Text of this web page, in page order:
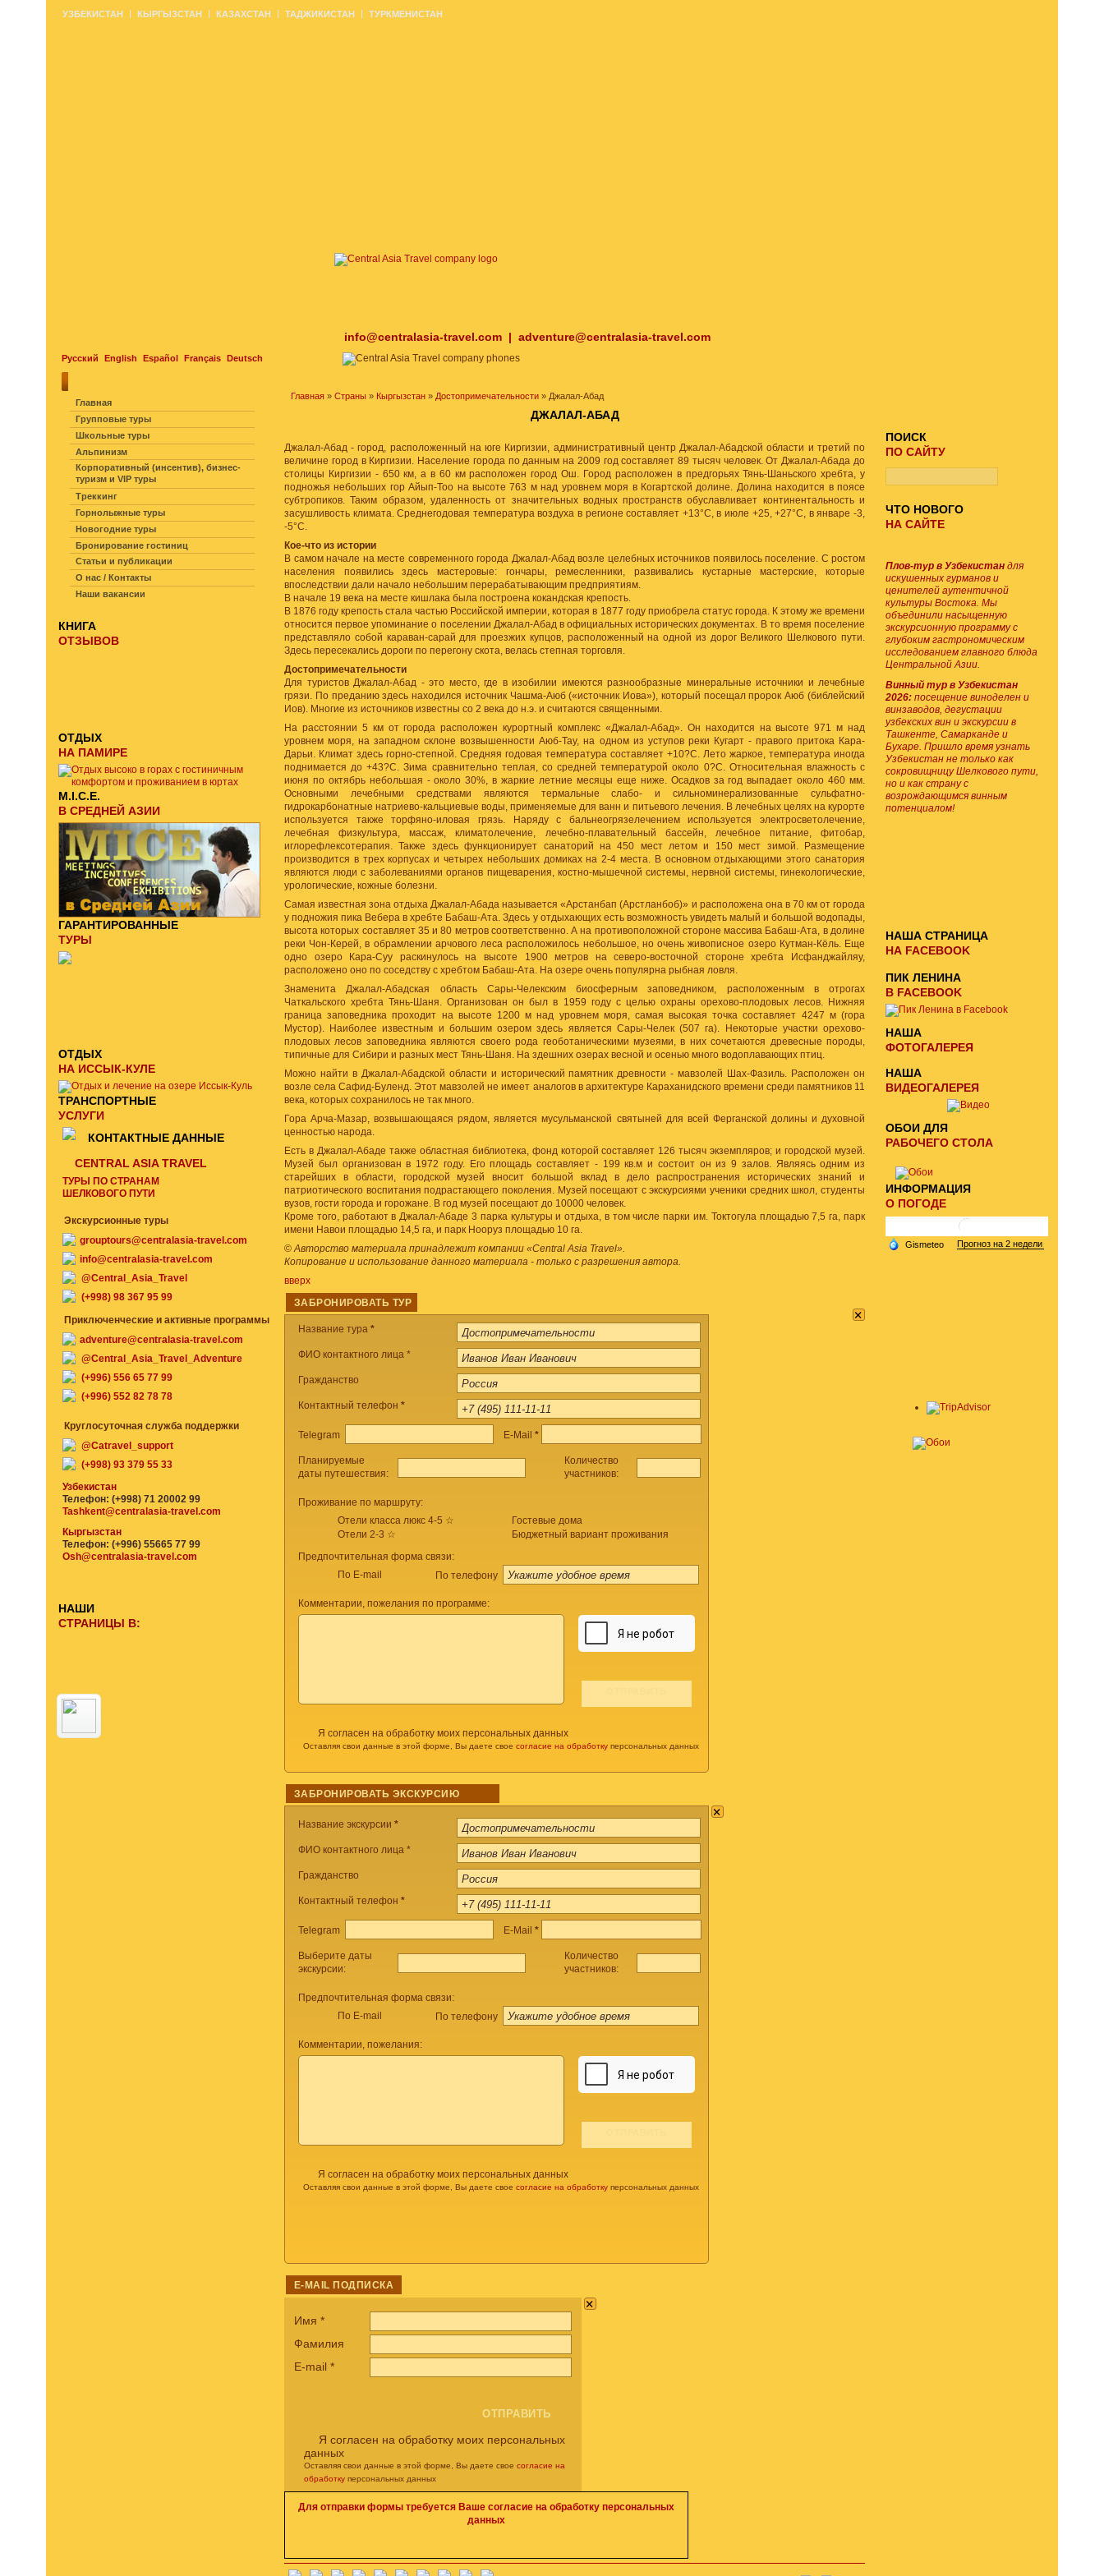
info@centralasia-travel.com | adventure@centralasia-travel.com
Русский English Español Français Deutsch
УЗБЕКИСТАН КЫРГЫЗСТАН КАЗАХСТАН ТАДЖИКИСТАН ТУРКМЕНИСТАН
Главная » Страны » Кыргызстан » Достопримечательности » Джалал-Абад
ДЖАЛАЛ-АБАД
Джалал-Абад - город, расположенный на юге Киргизии, административный центр Джалал-Абадской области и третий по
величине город в Киргизии. Население города по данным на 2009 год составляет 89 тысяч человек. От Джалал-Абада до
столицы Киргизии - 650 км, а в 60 км расположен город Ош. Город расположен в предгорьях Тянь-Шаньского хребта, у
подножья небольших гор Айып-Тоо на высоте 763 м над уровнем моря в Когартской долине. Долина находится в поясе
субтропиков. Таким образом, удаленность от значительных водных пространств обуславливает континентальность и
засушливость климата. Среднегодовая температура воздуха в регионе составляет +13°С, в июле +25, +27°С, в январе -3,
-5°С.
Кое-что из истории
В самом начале на месте современного города Джалал-Абад возле целебных источников появилось поселение. С ростом
населения появились здесь мастеровые: гончары, ремесленники, развивались кустарные мастерские, которые
впоследствии дали начало небольшим перерабатывающим предприятиям.
В начале 19 века на месте кишлака была построена кокандская крепость.
В 1876 году крепость стала частью Российской империи, которая в 1877 году приобрела статус города. К этому же времени
относится первое упоминание о поселении Джалал-Абад в официальных исторических документах. В то время поселение
представляло собой караван-сарай для проезжих купцов, расположенный на одной из дорог Великого Шелкового пути.
Здесь пересекались дороги по перегону скота, велась степная торговля.
Достопримечательности
Для туристов Джалал-Абад - это место, где в изобилии имеются разнообразные минеральные источники и лечебные
грязи. По преданию здесь находился источник Чашма-Аюб («источник Иова»), который посещал пророк Аюб (библейский
Иов). Многие из источников известны со 2 века до н.э. и считаются священными.
На расстоянии 5 км от города расположен курортный комплекс «Джалал-Абад». Он находится на высоте 971 м над
уровнем моря, на западном склоне возвышенности Аюб-Тау, на одном из уступов реки Кугарт - правого притока Кара-
Дарьи. Климат здесь горно-степной. Средняя годовая температура составляет +10?С. Лето жаркое, температура иногда
поднимается до +43?С. Зима сравнительно теплая, со средней температурой около 0?С. Относительная влажность с
июня по октябрь небольшая - около 30%, в жаркие летние месяцы еще ниже. Осадков за год выпадает около 460 мм.
Основными лечебными средствами являются термальные слабо- и сильноминерализованные сульфатно-
гидрокарбонатные натриево-кальциевые воды, применяемые для ванн и питьевого лечения. В лечебных целях на курорте
используется также торфяно-иловая грязь. Наряду с бальнеогрязелечением используется электросветолечение,
лечебная физкультура, массаж, климатолечение, лечебно-плавательный бассейн, лечебное питание, фитобар,
иглорефлексотерапия. Также здесь функционирует санаторий на 450 мест летом и 150 мест зимой. Размещение
производится в трех корпусах и четырех небольших домиках на 2-4 места. В основном отдыхающими этого санатория
являются люди с заболеваниями органов пищеварения, костно-мышечной системы, нервной системы, гинекологические,
урологические, кожные болезни.
Самая известная зона отдыха Джалал-Абада называется «Арстанбап (Арстланбоб)» и расположена она в 70 км от города
у подножия пика Вебера в хребте Бабаш-Ата. Здесь у отдыхающих есть возможность увидеть малый и большой водопады,
высота которых составляет 35 и 80 метров соответственно. А на противоположной стороне массива Бабаш-Ата, в долине
реки Чон-Керей, в обрамлении арчового леса расположилось небольшое, но очень живописное озеро Кутман-Кёль. Еще
одно озеро Кара-Суу раскинулось на высоте 1900 метров на северо-восточной стороне хребта Исфанджайляу,
расположено оно по соседству с хребтом Бабаш-Ата. На озере очень популярна рыбная ловля.
Знаменита Джалал-Абадская область Сары-Челекским биосферным заповедником, расположенным в отрогах
Чаткальского хребта Тянь-Шаня. Организован он был в 1959 году с целью охраны орехово-плодовых лесов. Нижняя
граница заповедника проходит на высоте 1200 м над уровнем моря, самая высокая точка составляет 4247 м (гора
Мустор). Наиболее известным и большим озером здесь является Сары-Челек (507 га). Некоторые участки орехово-
плодовых лесов заповедника являются своего рода геоботаническими музеями, в них сочетаются древесные породы,
типичные для Сибири и разных мест Тянь-Шаня. На здешних озерах весной и осенью много водоплавающих птиц.
Можно найти в Джалал-Абадской области и исторический памятник древности - мавзолей Шах-Фазиль. Расположен он
возле села Сафид-Буленд. Этот мавзолей не имеет аналогов в архитектуре Караханидского времени среди памятников 11
века, которых сохранилось не так много.
Гора Арча-Мазар, возвышающаяся рядом, является мусульманской святыней для всей Ферганской долины и духовной
ценностью народа.
Есть в Джалал-Абаде также областная библиотека, фонд которой составляет 126 тысяч экземпляров; и городской музей.
Музей был организован в 1972 году. Его площадь составляет - 199 кв.м и состоит он из 9 залов. Являясь одним из
старейших в области, городской музей вносит большой вклад в дело распространения исторических знаний и
патриотического воспитания подрастающего поколения. Музей посещают с экскурсиями ученики средних школ, студенты
вузов, гости города и горожане. В год музей посещают до 10000 человек.
Кроме того, работают в Джалал-Абаде 3 парка культуры и отдыха, в том числе парки им. Токтогула площадью 7,5 га, парк
имени Навои площадью 14,5 га, и парк Нооруз площадью 10 га.
©Авторство материала принадлежит компании «Central Asia Travel».
Копирование и использование данного материала - только с разрешения автора.
вверх
ЗАБРОНИРОВАТЬ ТУР
×
Название тура *
ФИО контактного лица *
Гражданство
Контактный телефон *
Telegram E-Mail *
Планируемые
даты путешествия:
Количество
участников:
Проживание по маршруту:
Отели класса люкс 4-5 ☆
Отели 2-3 ☆
Гостевые дома
Бюджетный вариант проживания
Предпочтительная форма связи:
По E-mail
По телефону
Комментарии, пожелания по программе:
Я согласен на обработку моих персональных данных
Оставляя свои данные в этой форме, Вы даете свое согласие на обработку персональных данных
ЗАБРОНИРОВАТЬ ЭКСКУРСИЮ
×
Название экскурсии *
ФИО контактного лица *
Гражданство
Контактный телефон *
Telegram E-Mail *
Выберите даты
экскурсии:
Количество
участников:
Предпочтительная форма связи:
По E-mail
По телефону
Комментарии, пожелания:
Я согласен на обработку моих персональных данных
Оставляя свои данные в этой форме, Вы даете свое согласие на обработку персональных данных
E-MAIL ПОДПИСКА
×
Имя *
Фамилия
E-mail *
Я согласен на обработку моих персональных
данных
Оставляя свои данные в этой форме, Вы даете свое согласие на
обработку персональных данных
Для отправки формы требуется Ваше согласие на обработку персональных
данных
Главная
Групповые туры
Школьные туры
Альпинизм
Корпоративный (инсентив), бизнес-
туризм и VIP туры
Треккинг
Горнолыжные туры
Новогодние туры
Бронирование гостиниц
Статьи и публикации
О нас / Контакты
Наши вакансии
КНИГА
ОТЗЫВОВ
ОТДЫХ
НА ПАМИРЕ
M.I.C.E.
В СРЕДНЕЙ АЗИИ
ГАРАНТИРОВАННЫЕ
ТУРЫ
ОТДЫХ
НА ИССЫК-КУЛЕ
ТРАНСПОРТНЫЕ
УСЛУГИ
КОНТАКТНЫЕ ДАННЫЕ
CENTRAL ASIA TRAVEL
ТУРЫ ПО СТРАНАМ
ШЕЛКОВОГО ПУТИ
Экскурсионные туры
grouptours@centralasia-travel.com
info@centralasia-travel.com
@Central_Asia_Travel
(+998) 98 367 95 99
Приключенческие и активные программы
adventure@centralasia-travel.com
@Central_Asia_Travel_Adventure
(+996) 556 65 77 99
(+996) 552 82 78 78
Круглосуточная служба поддержки
@Catravel_support
(+998) 93 379 55 33
Узбекистан
Телефон: (+998) 71 20002 99
Tashkent@centralasia-travel.com
Кыргызстан
Телефон: (+996) 55665 77 99
Osh@centralasia-travel.com
НАШИ
СТРАНИЦЫ В:
ПОИСК
ПО САЙТУ
ЧТО НОВОГО
НА САЙТЕ
Плов-тур в Узбекистан для
искушенных гурманов и
ценителей аутентичной
культуры Востока. Мы
объединили насыщенную
экскурсионную программу с
глубоким гастрономическим
исследованием главного блюда
Центральной Азии.
Винный тур в Узбекистан
2026: посещение виноделен и
винзаводов, дегустации
узбекских вин и экскурсии в
Ташкенте, Самарканде и
Бухаре. Пришло время узнать
Узбекистан не только как
сокровищницу Шелкового пути,
но и как страну с
возрождающимся винным
потенциалом!
НАША СТРАНИЦА
НА FACEBOOK
ПИК ЛЕНИНА
В FACEBOOK
НАША
ФОТОГАЛЕРЕЯ
НАША
ВИДЕОГАЛЕРЕЯ
ОБОИ ДЛЯ
РАБОЧЕГО СТОЛА
ИНФОРМАЦИЯ
О ПОГОДЕ